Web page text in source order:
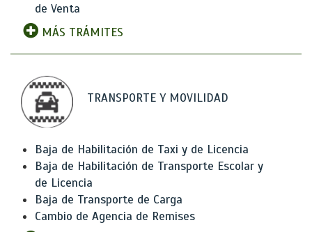
de Venta
MÁS TRÁMITES
TRANSPORTE Y MOVILIDAD
Baja de Habilitación de Taxi y de Licencia
Baja de Habilitación de Transporte Escolar y
de Licencia
Baja de Transporte de Carga
Cambio de Agencia de Remises